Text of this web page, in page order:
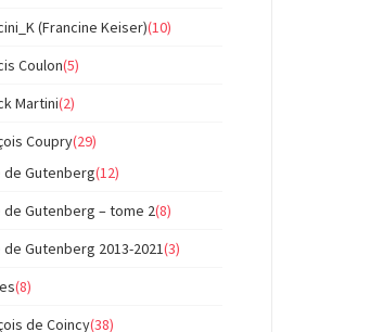
(Francine Keiser)(10)
Coulon(5)
Martini(2)
Coupry(29)
de Gutenberg(12)
de Gutenberg – tome 2(8)
de Gutenberg 2013-2021(3)
(8)
de Coincy(38)